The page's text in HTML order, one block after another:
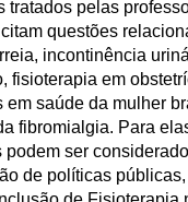
tratados pelas
questões
incontinência
fisioterapia em
em saúde da mulher
fibromialgia. Para
podem ser
de políticas